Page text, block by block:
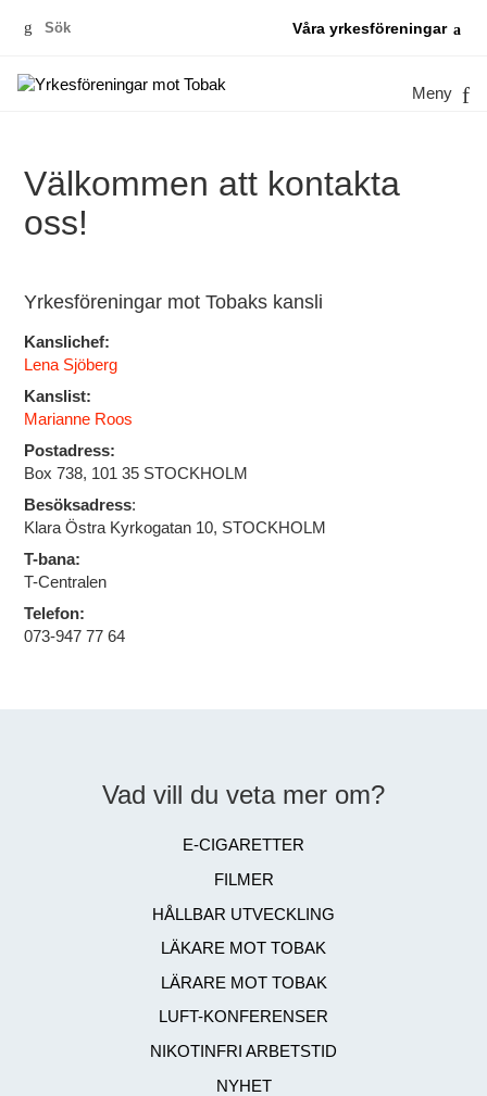
Sök
Våra yrkesföreningar
Meny
Välkommen att kontakta
oss!
Yrkesföreningar mot Tobaks kansli
Kanslichef:
Lena Sjöberg
Kanslist:
Marianne Roos
Postadress:
Box 738, 101 35 STOCKHOLM
Besöksadress:
Klara Östra Kyrkogatan 10, STOCKHOLM
T-bana:
T-Centralen
Telefon:
073-947 77 64
Vad vill du veta mer om?
E-CIGARETTER
FILMER
HÅLLBAR UTVECKLING
LÄKARE MOT TOBAK
LÄRARE MOT TOBAK
LUFT-KONFERENSER
NIKOTINFRI ARBETSTID
NYHET